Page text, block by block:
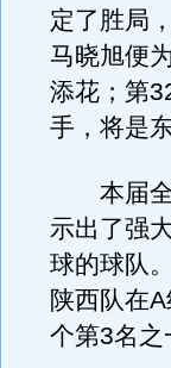
定了胜局
马晓旭便
添花；第
手，将是
本届全
示出了强
球的球队
陕西队在
个第3名之